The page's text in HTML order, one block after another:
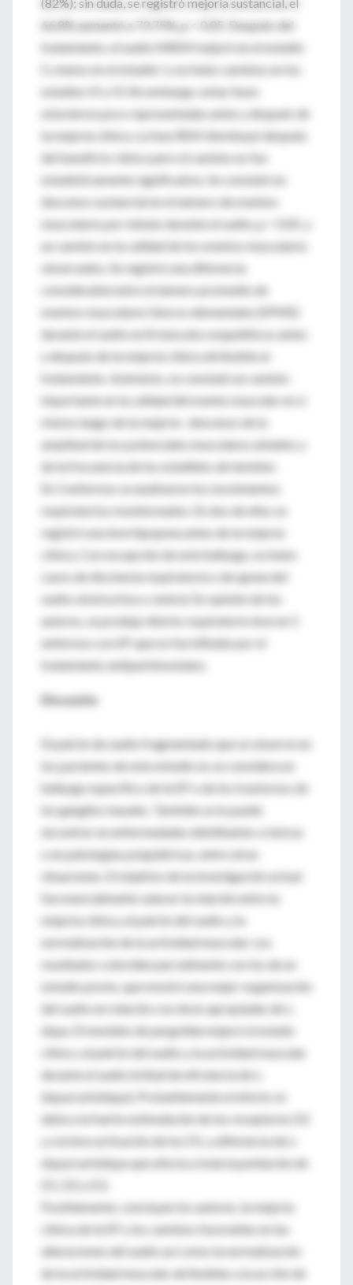
66.8% aumentó a 73.75%, p < 0.05. Después del
tratamiento, el sueño NREM mejoró en el estadio
II, menos en el estadio I y no hubo cambios en los
estadios III y IV. Sin embargo, estas fases
estuvieron poco representadas antes y después de
la mejoría clínica. La fase REM disminuyó después
del beneficio clínico pero el cambio no fue
estadísticamente significativo. Se constató un
descenso sustancial en el número de eventos
musculares por minuto durante el sueño, p < 0.05, y
un cambio en la calidad de los eventos musculares
observados. Se registró una diferencia
considerable entre el número promedio de
eventos musculares fásicos elementales (EPME)
durante el sueño en 8 músculos esqueléticos antes
y después de la mejoría clínica atribuible al
tratamiento. Asimismo, se constató un cambio
importante en la calidad del evento muscular en sí
mismo luego de la mejoría –descenso de la
amplitud de los potenciales musculares aislados y
de la frecuencia de los estallidos de temblor.
En 5 enfermos se analizaron los movimientos
respiratorios monitoreados. En dos de ellos se
registró una leve hipopnea antes de la mejoría
clínica. Con excepción de este hallazgo, no hubo
casos de discinesia respiratoria o de apnea del
sueño obstructiva o central. En opinión de los
autores, se produjo distrés respiratorio leve en 5
enfermos con EP que no fue influido por el
tratamiento antiparkinsoniano.
Discusión
El patrón de sueño fragmentado que se observó en
los pacientes de este estudio no se considera un
hallazgo específico de la EP o de los trastornos de
los ganglios basales. También se lo puede
encontrar en enfermedades debilitantes crónicas
o en patologías psiquiátricas, entre otras
situaciones. El objetivo de la investigación actual
fue esencialmente valorar la relación entre la
mejoría clínica, el patrón del sueño y la
normalización de la actividad muscular. Los
resultados coinciden parcialmente con los de un
estudio previo, que mostró una mejor organización
del sueño en relación con dosis apropiadas de L-
dopa. El mesilato de pergolida mejoró el estado
clínico, el patrón del sueño y la actividad muscular
durante el sueño (mitad de eficiencia de L-
dopa/carbidopa). Probablemente el efecto se
deba a la fuerte estimulación de los receptores D2
y a la leve activación de los D1, a diferencia de L-
dopa/carbidopa que afecta a toda la población de
Posiblemente, concluyen los autores, la mejoría
clínica de la EP y los cambios favorables en las
alteraciones del sueño así como la normalización
de la actividad muscular atribuibles a la acción de